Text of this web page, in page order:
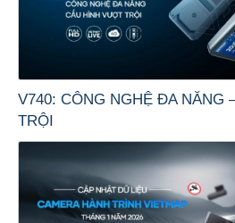
V740: CÔNG NGHỆ ĐA NĂNG
TRỘI